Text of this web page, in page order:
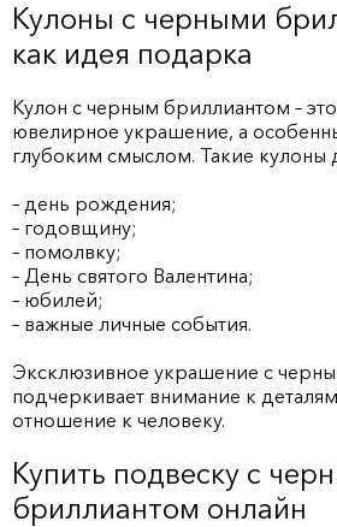
Кулоны с черными
как идея подарка
Кулон с черным бриллиантом –
ювелирное украшение, а
глубоким смыслом. Такие кулоны
– день рождения;
– годовщину;
– помолвку;
– День святого Валентина;
– юбилей;
– важные личные события.
Эксклюзивное украшение с
подчеркивает внимание к
отношение к человеку.
Купить подвеску с
бриллиантом онлайн